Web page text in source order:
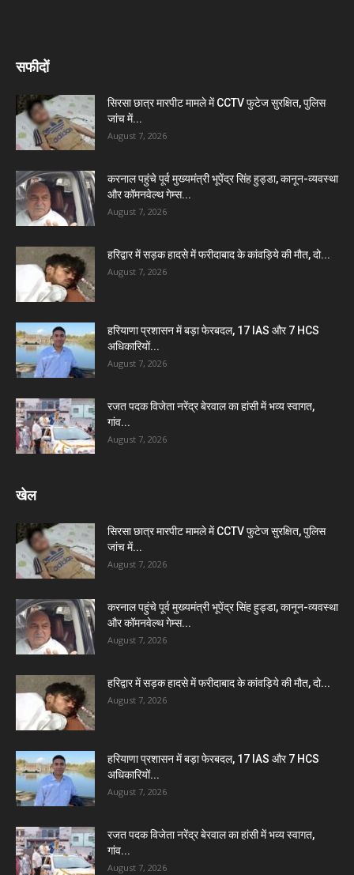
सफीदों
सिरसा छात्र मारपीट मामले में CCTV फुटेज सुरक्षित, पुलिस
जांच में...
August 7, 2026
करनाल पहुंचे पूर्व मुख्यमंत्री भूपेंद्र सिंह हुड्डा, कानून-व्यवस्था
और कॉमनवेल्थ गेम्स...
August 7, 2026
हरिद्वार में सड़क हादसे में फरीदाबाद के कांवड़िये की मौत, दो...
August 7, 2026
हरियाणा प्रशासन में बड़ा फेरबदल, 17 IAS और 7 HCS
अधिकारियों...
August 7, 2026
रजत पदक विजेता नरेंद्र बेरवाल का हांसी में भव्य स्वागत,
गांव...
August 7, 2026
खेल
सिरसा छात्र मारपीट मामले में CCTV फुटेज सुरक्षित, पुलिस
जांच में...
August 7, 2026
करनाल पहुंचे पूर्व मुख्यमंत्री भूपेंद्र सिंह हुड्डा, कानून-व्यवस्था
और कॉमनवेल्थ गेम्स...
August 7, 2026
हरिद्वार में सड़क हादसे में फरीदाबाद के कांवड़िये की मौत, दो...
August 7, 2026
हरियाणा प्रशासन में बड़ा फेरबदल, 17 IAS और 7 HCS
अधिकारियों...
August 7, 2026
रजत पदक विजेता नरेंद्र बेरवाल का हांसी में भव्य स्वागत,
गांव...
August 7, 2026